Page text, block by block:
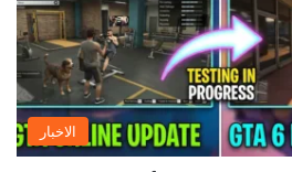
الاخبار